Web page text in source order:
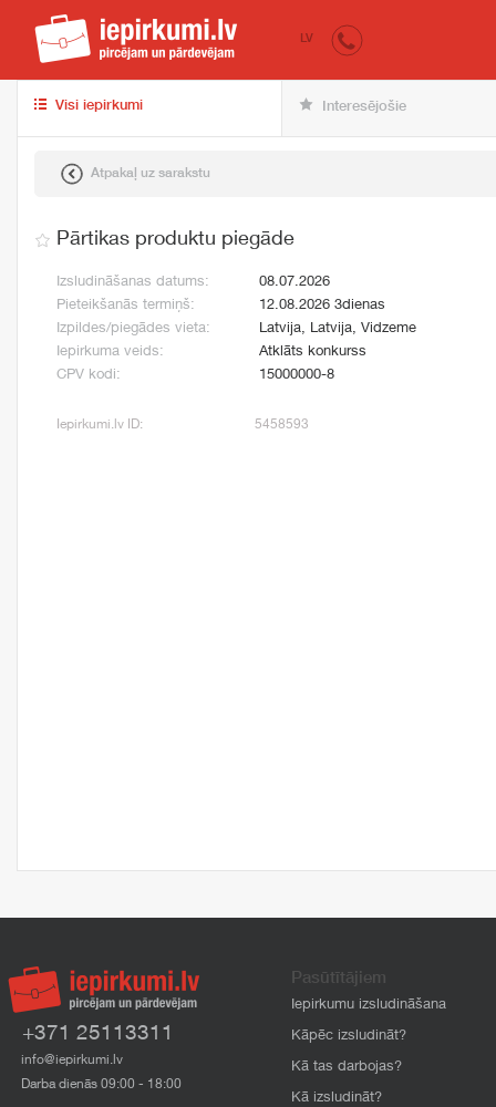
iepirkumi.lv
LV
Visi iepirkumi Interesējošie
Atpakaļ uz sarakstu
Pārtikas produktu piegāde
Izsludināšanas datums:
08.07.2026
Pieteikšanās termiņš:
12.08.2026 3dienas
Izpildes/piegādes vieta:
Latvija, Latvija, Vidzeme
Iepirkuma veids:
Atklāts konkurss
CPV kodi:
15000000-8
Iepirkumi.lv ID: 5458593
+371 25113311
info@iepirkumi.lv
Darba dienās 09:00 - 18:00
Pasūtītājiem
Iepirkumu izsludināšana
Kāpēc izsludināt?
Kā tas darbojas?
Kā izsludināt?